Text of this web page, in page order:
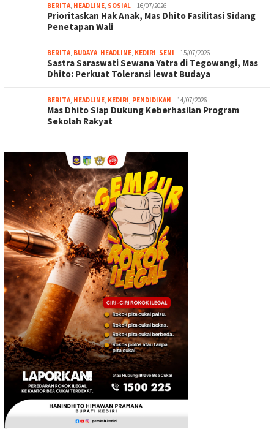
BERITA, HEADLINE, SOSIAL 16/07/2026
Prioritaskan Hak Anak, Mas Dhito Fasilitasi Sidang
Penetapan Wali
BERITA, BUDAYA, HEADLINE, KEDIRI, SENI 15/07/2026
Sastra Saraswati Sewana Yatra di Tegowangi, Mas
Dhito: Perkuat Toleransi lewat Budaya
BERITA, HEADLINE, KEDIRI, PENDIDIKAN 14/07/2026
Mas Dhito Siap Dukung Keberhasilan Program
Sekolah Rakyat